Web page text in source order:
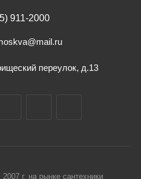
911-2000
переулок, д.13
г. на рынке сантехники